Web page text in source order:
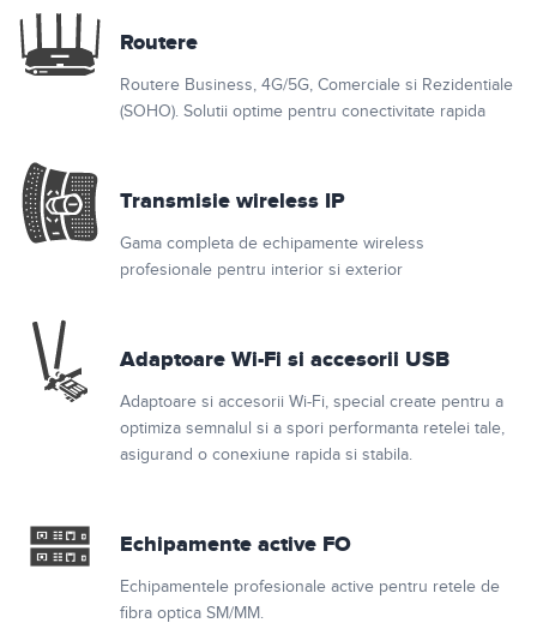
Routere
Routere Business, 4G/5G, Comerciale si Rezidentiale
(SOHO). Solutii optime pentru conectivitate rapida
Transmisie wireless IP
Gama completa de echipamente wireless
profesionale pentru interior si exterior
Adaptoare Wi-Fi si accesorii USB
Adaptoare si accesorii Wi-Fi, special create pentru a
optimiza semnalul si a spori performanta retelei tale,
asigurand o conexiune rapida si stabila.
Echipamente active FO
Echipamentele profesionale active pentru retele de
fibra optica SM/MM.